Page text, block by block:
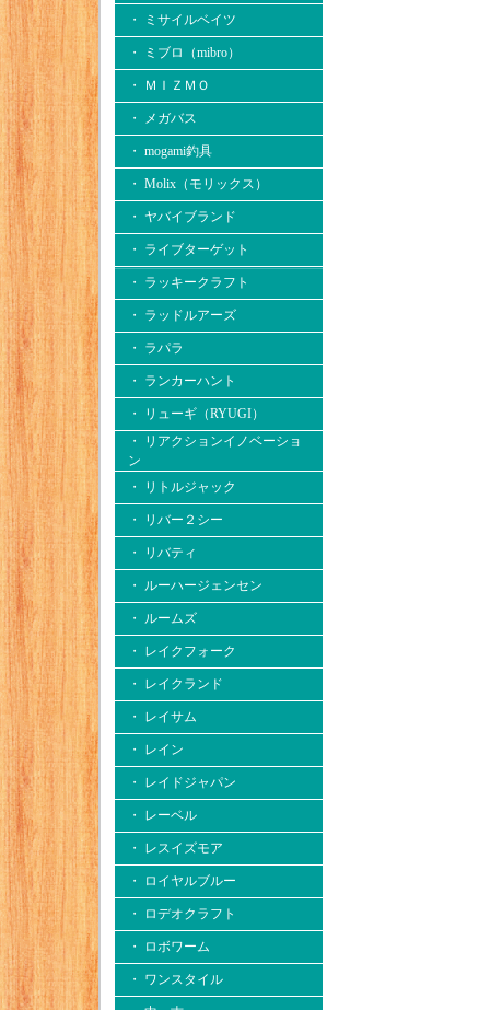
・ ミサイルベイツ
・ ミブロ（mibro）
・ ＭＩＺＭＯ
・ メガバス
・ mogami釣具
・ Molix（モリックス）
・ ヤバイブランド
・ ライブターゲット
・ ラッキークラフト
・ ラッドルアーズ
・ ラパラ
・ ランカーハント
・ リューギ（RYUGI）
・ リアクションイノベーショ
ン
・ リトルジャック
・ リバー２シー
・ リバティ
・ ルーハージェンセン
・ ルームズ
・ レイクフォーク
・ レイクランド
・ レイサム
・ レイン
・ レイドジャパン
・ レーベル
・ レスイズモア
・ ロイヤルブルー
・ ロデオクラフト
・ ロボワーム
・ ワンスタイル